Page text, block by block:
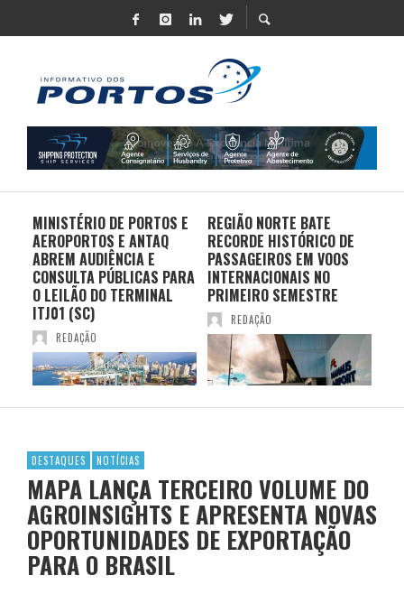
MINISTÉRIO DE PORTOS E
AEROPORTOS E ANTAQ
ABREM AUDIÊNCIA E
CONSULTA PÚBLICAS PARA
O LEILÃO DO TERMINAL
ITJ01 (SC)
REDAÇÃO
REGIÃO NORTE BATE
RECORDE HISTÓRICO DE
PASSAGEIROS EM VOOS
INTERNACIONAIS NO
PRIMEIRO SEMESTRE
REDAÇÃO
DESTAQUES NOTÍCIAS
MAPA LANÇA TERCEIRO VOLUME DO
AGROINSIGHTS E APRESENTA NOVAS
OPORTUNIDADES DE EXPORTAÇÃO
PARA O BRASIL